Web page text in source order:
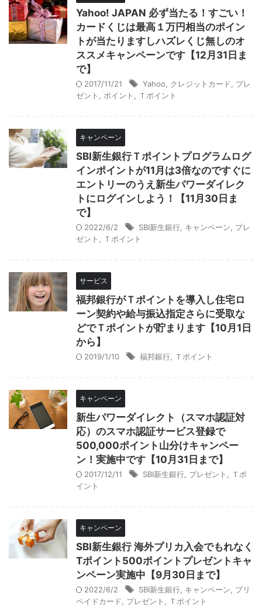
Yahoo! JAPAN 必ず当たる！すごい！
カードくじは最高１万円相当のポイン
トが当たりますしハズレくじ無しのオ
ススメキャンペーンです【12月31日ま
で】
2017/11/21 Yahoo クレジットカード
プレ
ゼント
ポイント Ｔポイント
キャンペーン
SBI新生銀行Ｔポイントプログラムログ
インポイントが11月は3倍なのですぐに
エントリーのうえ新生パワーダイレク
トにログインしよう！【11月30日ま
で】
2022/6/2 SBI新生銀行 キャンペーン
プレ
ゼント
Ｔポイント
サービス
福邦銀行がＴポイントを導入し住宅ロ
ーン契約や給与振込指定さらに受取な
どでＴポイントが貯まります【10月1日
から】
2019/1/10 福邦銀行 Ｔポイント
キャンペーン
新生パワーダイレクト（スマホ認証対
応）のスマホ認証サービス登録で
500,000ポイント山分けキャンペー
ン！実施中です【10月31日まで】
2017/12/11 SBI新生銀行 プレゼント
Ｔポ
イント
キャンペーン
SBI新生銀行 海外プリカ入会でもれなく
Tポイント500ポイントプレゼントキャ
ンペーン実施中【9月30日まで】
2022/6/2 SBI新生銀行 キャンペーン
プリ
ペイドカード
プレゼント Ｔポイント